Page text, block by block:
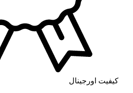
کیفیت اورجینال